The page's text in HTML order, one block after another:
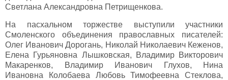
Светлана Александровна Петрищенкова.
На пасхальном торжестве выступили участники
Смоленского объединения православных писателей:
Олег Иванович Дорогань, Николай Николаевич Кеженов,
Елена Гурьяновна Лышковская, Владимир Викторович
Макаренков, Владимир Иванович Глухов, Нина
Ивановна Колобаева Любовь Тимофеевна Стеклова,